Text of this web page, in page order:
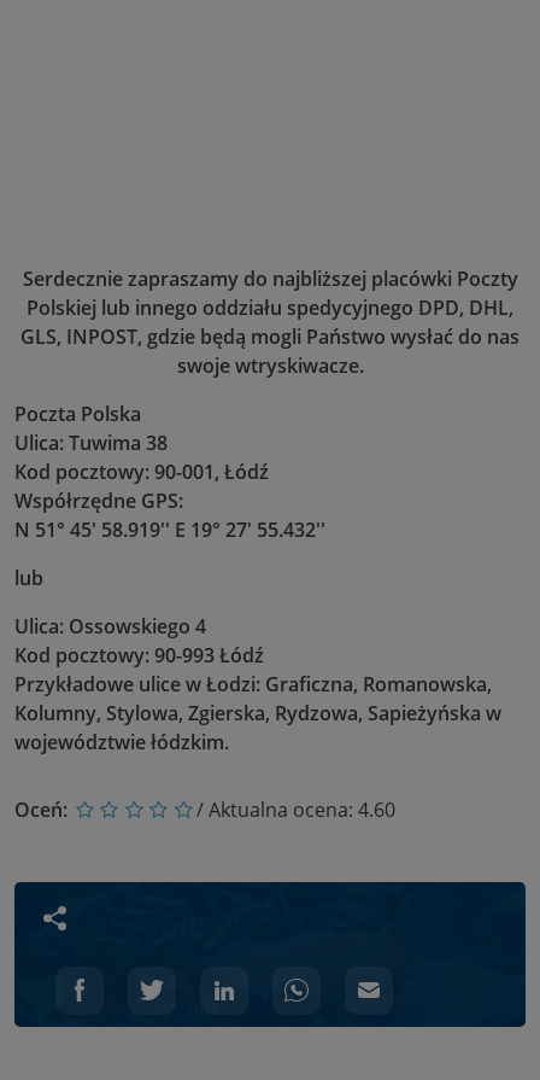
Serdecznie zapraszamy do najbliższej placówki Poczty
Polskiej lub innego oddziału spedycyjnego DPD, DHL,
GLS, INPOST, gdzie będą mogli Państwo wysłać do nas
swoje wtryskiwacze.
Poczta Polska
Ulica: Tuwima 38
Kod pocztowy: 90-001, Łódź
Współrzędne GPS:
N 51° 45' 58.919'' E 19° 27' 55.432''
lub
Ulica: Ossowskiego 4
Kod pocztowy: 90-993 Łódź
Przykładowe ulice w Łodzi: Graficzna, Romanowska,
Kolumny, Stylowa, Zgierska, Rydzowa, Sapieżyńska w
województwie łódzkim.
Oceń: / Aktualna ocena: 4.60